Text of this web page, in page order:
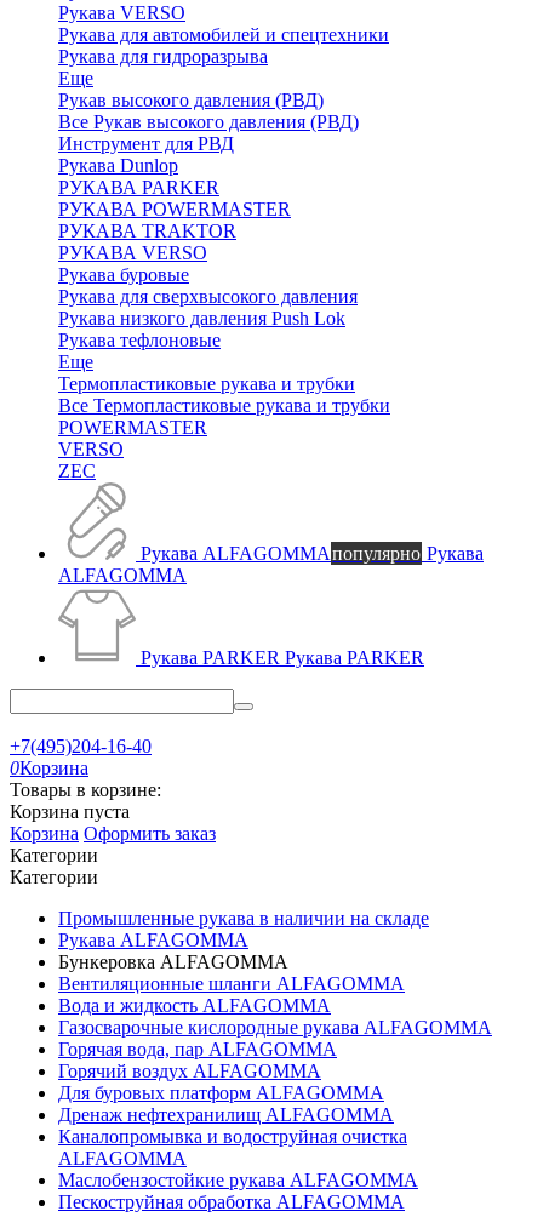
Рукава VERSO
Рукава для автомобилей и спецтехники
Рукава для гидроразрыва
Еще
Рукав высокого давления (РВД)
Все Рукав высокого давления (РВД)
Инструмент для РВД
Рукава Dunlop
РУКАВА PARKER
РУКАВА POWERMASTER
РУКАВА TRAKTOR
РУКАВА VERSO
Рукава буровые
Рукава для сверхвысокого давления
Рукава низкого давления Push Lok
Рукава тефлоновые
Еще
Термопластиковые рукава и трубки
Все Термопластиковые рукава и трубки
POWERMASTER
VERSO
ZEC
Рукава ALFAGOMMAпопулярно Рукава
ALFAGOMMA
Рукава PARKER Рукава PARKER
+7(495)204-16-40
0Корзина
Товары в корзине:
Корзина пуста
Корзина Оформить заказ
Категории
Категории
Промышленные рукава в наличии на складе
Рукава ALFAGOMMA
Бункеровка ALFAGOMMA
Вентиляционные шланги ALFAGOMMA
Вода и жидкость ALFAGOMMA
Газосварочные кислородные рукава ALFAGOMMA
Горячая вода, пар ALFAGOMMA
Горячий воздух ALFAGOMMA
Для буровых платформ ALFAGOMMA
Дренаж нефтехранилищ ALFAGOMMA
Каналопромывка и водоструйная очистка
ALFAGOMMA
Маслобензостойкие рукава ALFAGOMMA
Пескоструйная обработка ALFAGOMMA